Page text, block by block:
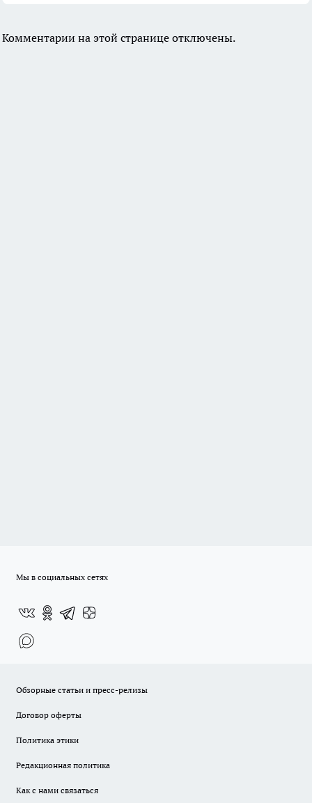
Комментарии на этой странице отключены.
Мы в социальных сетях
Обзорные статьи и пресс-релизы
Договор оферты
Политика этики
Редакционная политика
Как с нами связаться